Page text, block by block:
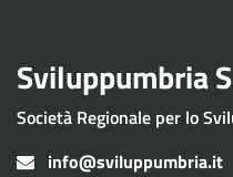
Sviluppumbria
Società Regionale per lo
info@sviluppumbria.it